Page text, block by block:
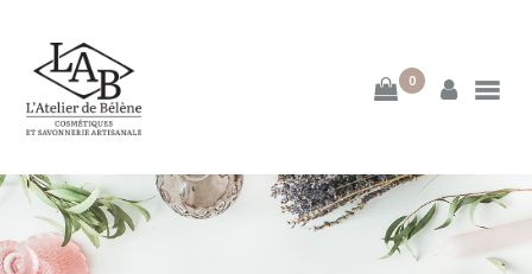
0
ACCUEIL
MA DÉMARCHE